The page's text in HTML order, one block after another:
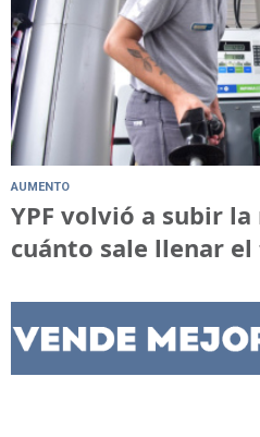
AUMENTO
YPF volvió a subir
cuánto sale llenar